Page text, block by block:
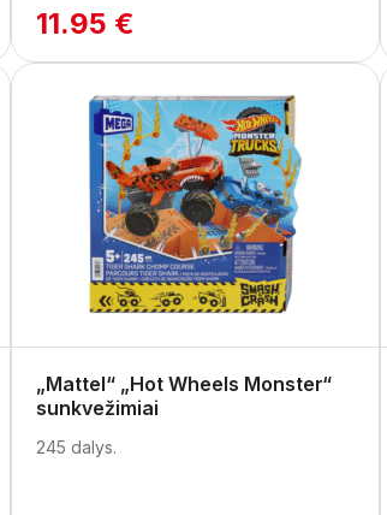
11.95 €
„Mattel“ „Hot Wheels Monster“
sunkvežimiai
245 dalys.